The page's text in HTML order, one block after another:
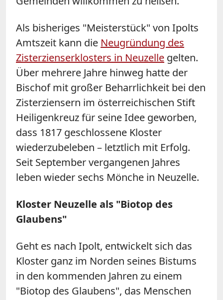
Als bisheriges "Meisterstück" von Ipolts
Amtszeit kann die Neugründung des
Zisterzienserklosters in Neuzelle gelten.
Über mehrere Jahre hinweg hatte der
Bischof mit großer Beharrlichkeit bei den
Zisterziensern im österreichischen Stift
Heiligenkreuz für seine Idee geworben,
dass 1817 geschlossene Kloster
wiederzubeleben – letztlich mit Erfolg.
Seit September vergangenen Jahres
leben wieder sechs Mönche in Neuzelle.
Kloster Neuzelle als "Biotop des
Glaubens"
Geht es nach Ipolt, entwickelt sich das
Kloster ganz im Norden seines Bistums
in den kommenden Jahren zu einem
"Biotop des Glaubens", das Menschen